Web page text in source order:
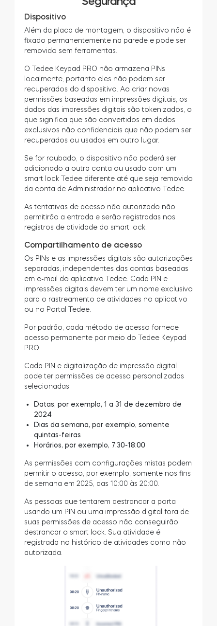
Dispositivo
Além da placa de montagem, o dispositivo não é
fixado permanentemente na parede e pode ser
removido sem ferramentas.
O Tedee Keypad PRO não armazena PINs
localmente, portanto eles não podem ser
recuperados do dispositivo. Ao criar novas
permissões baseadas em impressões digitais, os
dados das impressões digitais são tokenizados, o
que significa que são convertidos em dados
exclusivos não confidenciais que não podem ser
recuperados ou usados em outro lugar.
Se for roubado, o dispositivo não poderá ser
adicionado a outra conta ou usado com um
smart lock Tedee diferente até que seja removido
da conta de Administrador no aplicativo Tedee.
As tentativas de acesso não autorizado não
permitirão a entrada e serão registradas nos
registros de atividade do smart lock.
Compartilhamento de acesso
Os PINs e as impressões digitais são autorizações
separadas, independentes das contas baseadas
em e-mail do aplicativo Tedee. Cada PIN e
impressões digitais devem ter um nome exclusivo
para o rastreamento de atividades no aplicativo
ou no Portal Tedee.
Por padrão, cada método de acesso fornece
acesso permanente por meio do Tedee Keypad
PRO.
Cada PIN e digitalização de impressão digital
pode ter permissões de acesso personalizadas
selecionadas:
Datas, por exemplo, 1 a 31 de dezembro de
2024
Dias da semana, por exemplo, somente
quintas-feiras
Horários, por exemplo, 7:30-18:00
As permissões com configurações mistas podem
permitir o acesso, por exemplo, somente nos fins
de semana em 2025, das 10:00 às 20:00.
As pessoas que tentarem destrancar a porta
usando um PIN ou uma impressão digital fora de
suas permissões de acesso não conseguirão
destrancar o smart lock. Sua atividade é
registrada no histórico de atividades como não
autorizada.